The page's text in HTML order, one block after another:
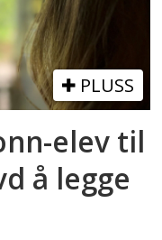
PLUSS
elev til
å legge